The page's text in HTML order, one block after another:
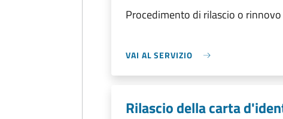
Procedimento di rilascio o
VAI AL SERVIZIO
Rilascio della carta